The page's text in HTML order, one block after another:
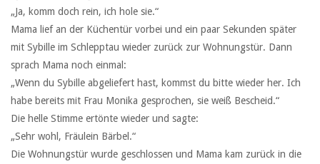
„Ja, komm doch rein, ich hole sie.“
Mama lief an der Küchentür vorbei und ein paar Sekunden später
mit Sybille im Schlepptau wieder zurück zur Wohnungstür. Dann
sprach Mama noch einmal:
„Wenn du Sybille abgeliefert hast, kommst du bitte wieder her. Ich
habe bereits mit Frau Monika gesprochen, sie weiß Bescheid.“
Die helle Stimme ertönte wieder und sagte:
„Sehr wohl, Fräulein Bärbel.“
Die Wohnungstür wurde geschlossen und Mama kam zurück in die